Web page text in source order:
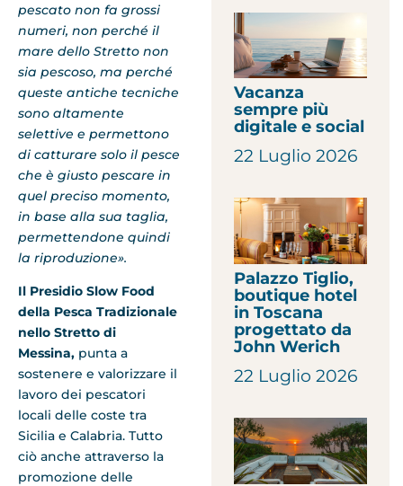
pescato non fa grossi
numeri, non perché il
mare dello Stretto non
sia pescoso, ma perché
queste antiche tecniche
sono altamente
selettive e permettono
di catturare solo il pesce
che è giusto pescare in
quel preciso momento,
in base alla sua taglia,
permettendone quindi
la riproduzione».
Il Presidio Slow Food
della Pesca Tradizionale
nello Stretto di
Messina, punta a
sostenere e valorizzare il
lavoro dei pescatori
locali delle coste tra
Sicilia e Calabria. Tutto
ciò anche attraverso la
promozione delle
Vacanza
sempre più
digitale e social
22 Luglio 2026
Palazzo Tiglio,
boutique hotel
in Toscana
progettato da
John Werich
22 Luglio 2026